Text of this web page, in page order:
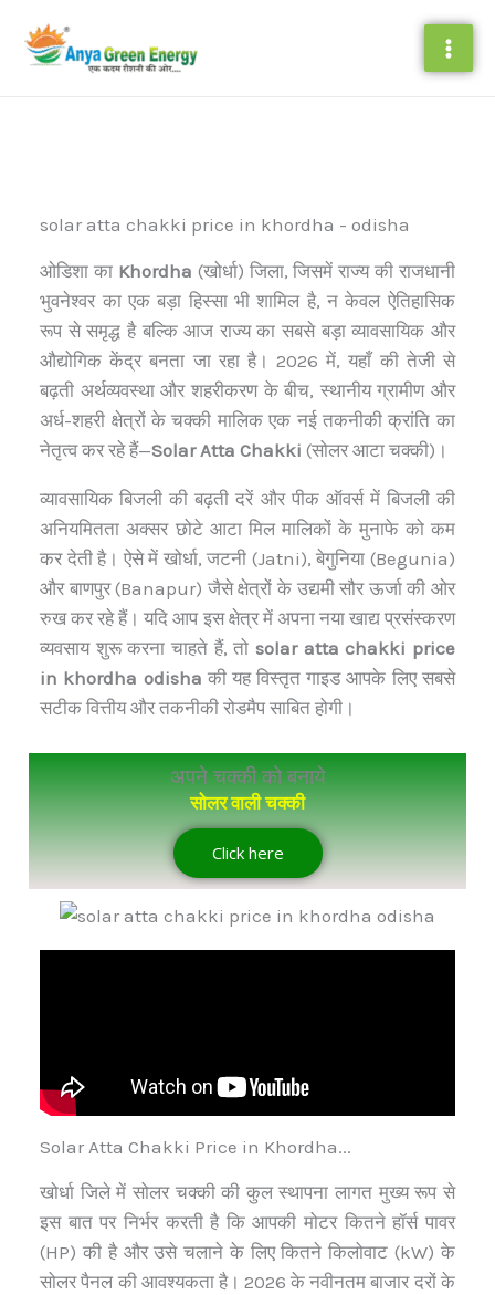
content
solar atta chakki price in khordha - odisha
ओडिशा का Khordha (खोर्धा) जिला, जिसमें राज्य की राजधानी
भुवनेश्वर का एक बड़ा हिस्सा भी शामिल है, न केवल ऐतिहासिक
रूप से समृद्ध है बल्कि आज राज्य का सबसे बड़ा व्यावसायिक और
औद्योगिक केंद्र बनता जा रहा है। 2026 में, यहाँ की तेजी से
बढ़ती अर्थव्यवस्था और शहरीकरण के बीच, स्थानीय ग्रामीण और
अर्ध-शहरी क्षेत्रों के चक्की मालिक एक नई तकनीकी क्रांति का
नेतृत्व कर रहे हैं—Solar Atta Chakki (सोलर आटा चक्की)।
व्यावसायिक बिजली की बढ़ती दरें और पीक ऑवर्स में बिजली की
अनियमितता अक्सर छोटे आटा मिल मालिकों के मुनाफे को कम
कर देती है। ऐसे में खोर्धा, जटनी (Jatni), बेगुनिया (Begunia)
और बाणपुर (Banapur) जैसे क्षेत्रों के उद्यमी सौर ऊर्जा की ओर
रुख कर रहे हैं। यदि आप इस क्षेत्र में अपना नया खाद्य प्रसंस्करण
व्यवसाय शुरू करना चाहते हैं, तो solar atta chakki price
in khordha odisha की यह विस्तृत गाइड आपके लिए सबसे
सटीक वित्तीय और तकनीकी रोडमैप साबित होगी।
अपने चक्की को बनाये
सोलर वाली चक्की
Click here
Solar Atta Chakki Price in Khordha...
खोर्धा जिले में सोलर चक्की की कुल स्थापना लागत मुख्य रूप से
इस बात पर निर्भर करती है कि आपकी मोटर कितने हॉर्स पावर
(HP) की है और उसे चलाने के लिए कितने किलोवाट (kW) के
सोलर पैनल की आवश्यकता है। 2026 के नवीनतम बाजार दरों के